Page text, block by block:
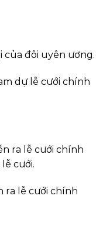
của đôi uyên ương.
dự lễ cưới chính
ra lễ cưới chính
cưới.
ra lễ cưới chính